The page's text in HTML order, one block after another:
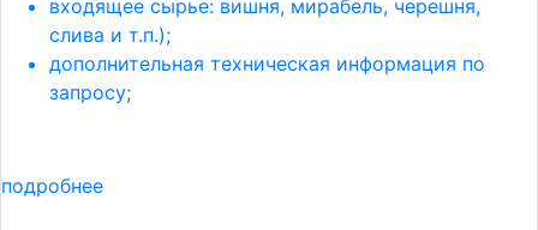
входящее сырье: вишня, мирабель, черешня,
слива и т.п.);
дополнительная техническая информация по
запросу;
подробнее